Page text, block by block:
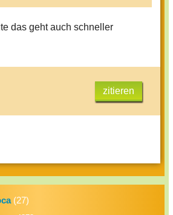
das geht auch schneller
zitieren
(27)